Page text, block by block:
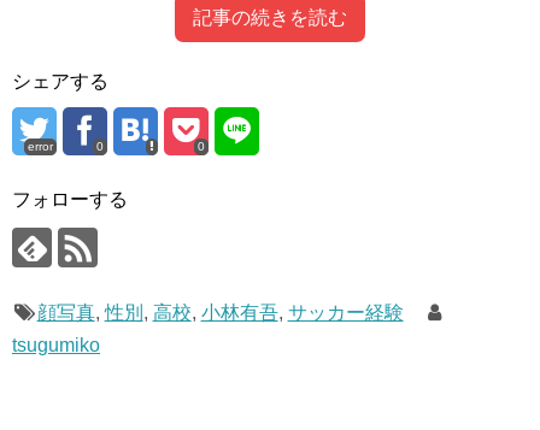
記事の続きを読む
小林有吾はサッカー経験がある？
シェアする
error 0 0
フォローする
顔写真,性別 , 高校, 小林有吾, サッカー経験
tsugumiko